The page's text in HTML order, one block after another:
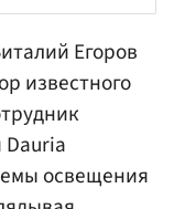
Егоров
известного
освещения